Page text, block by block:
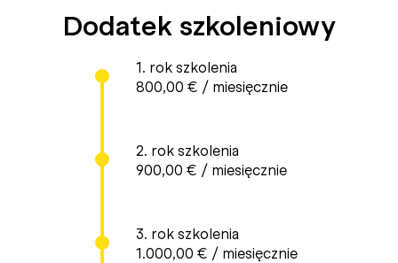
Dodatek szkoleniowy
1. rok szkolenia
800,00 € / miesięcznie
2. rok szkolenia
900,00 € / miesięcznie
3. rok szkolenia
1.000,00 € / miesięcznie